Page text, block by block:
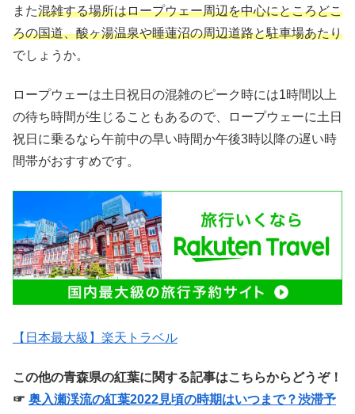
また混雑する場所はロープウェー周辺を中心にところどこ
ろの国道、酸ヶ湯温泉や睡蓮沼の周辺道路と駐車場あたり
でしょうか。
ロープウェーは土日祝日の混雑のピーク時には1時間以上
の待ち時間が生じることもあるので、ロープウェーに土日
祝日に乗るなら午前中の早い時間か午後3時以降の遅い時
間帯がおすすめです。
【日本最大級】楽天トラベル
この他の青森県の紅葉に関する記事はこちらからどうぞ！
☞ 奥入瀬渓流の紅葉2022見頃の時期はいつまで？渋滞予